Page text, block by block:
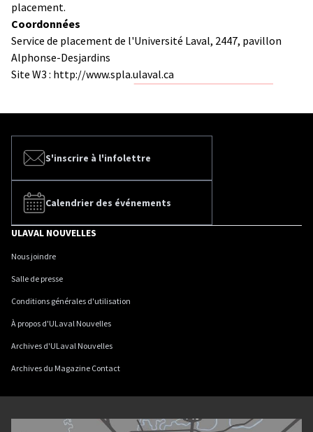
placement.
Coordonnées
Service de placement de l'Université Laval, 2447, pavillon
Alphonse-Desjardins
Site W3 : http://www.spla.ulaval.ca
S'inscrire à l'infolettre
Calendrier des événements
ULAVAL NOUVELLES
Nous joindre
Salle de presse
Conditions générales d'utilisation
À propos d'ULaval Nouvelles
Archives d'ULaval Nouvelles
Archives du Magazine Contact